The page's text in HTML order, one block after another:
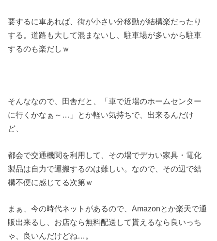
要するに車あれば、街が小さい分移動が結構楽だったり
する。道路も大して混まないし、駐車場が多いから駐車
するのも楽だしｗ
そんななので、田舎だと、「車で近場のホームセンター
に行くかなぁ～…」とか軽い気持ちで、出来るんだけ
ど、
都会で交通機関を利用して、その場でデカい家具・電化
製品は自力で運搬するのは難しい。なので、その辺で結
構不便に感じてる次第ｗ
まぁ、今の時代ネットがあるので、Amazonとか楽天で通
販出来るし、お店なら無料配送して貰えるなら良いっち
ゃ、良いんだけどね…。